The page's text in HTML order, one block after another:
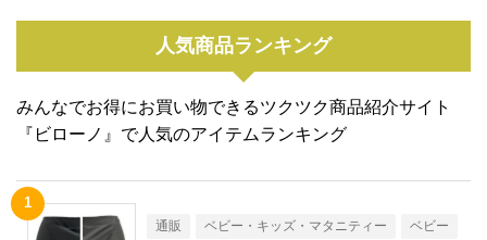
人気商品ランキング
みんなでお得にお買い物できるツクツク商品紹介サイト
『ビローノ』で人気のアイテムランキング
通販 ベビー・キッズ・マタニティー ベビー